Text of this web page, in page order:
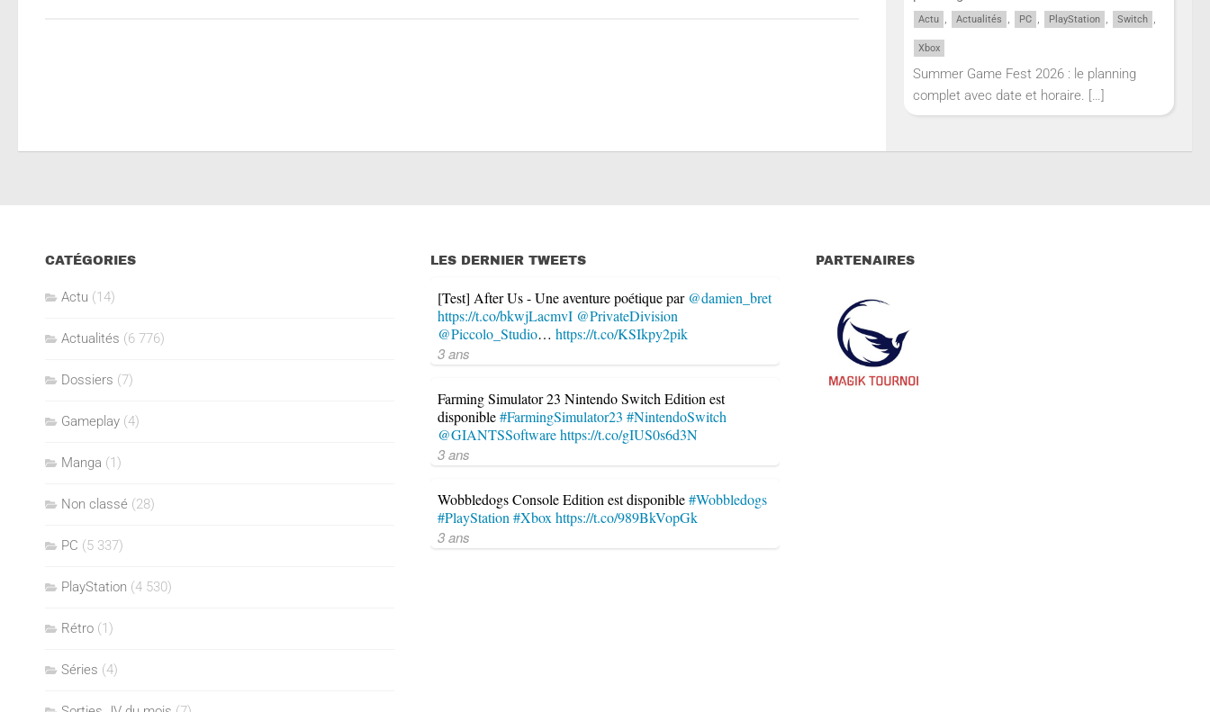
Actu , Actualités , PC , PlayStation , Switch ,
Xbox
Summer Game Fest 2026 : le planning
complet avec date et horaire. […]
CATÉGORIES
Actu (14)
Actualités (6 776)
Dossiers (7)
Gameplay (4)
Manga (1)
Non classé (28)
PC (5 337)
PlayStation (4 530)
Rétro (1)
Séries (4)
LES DERNIER TWEETS
[Test] After Us - Une aventure poétique par @damien_bret
https://t.co/bkwjLacmvI @PrivateDivision
@Piccolo_Studio… https://t.co/KSIkpy2pik
3 ans
Farming Simulator 23 Nintendo Switch Edition est
disponible#FarmingSimulator23 #NintendoSwitch
@GIANTSSoftwarehttps://t.co/gIUS0s6d3N
3 ans
Wobbledogs Console Edition est disponible#Wobbledogs
#PlayStation #Xbox https://t.co/989BkVopGk
3 ans
PARTENAIRES